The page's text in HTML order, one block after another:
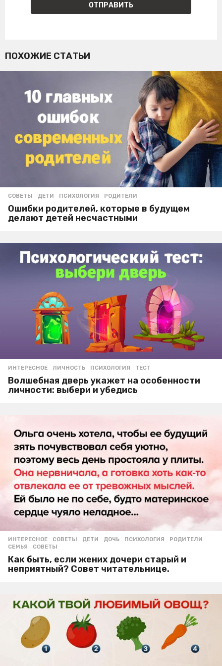
ПОХОЖИЕ СТАТЬИ
СОВЕТЫ ДЕТИ ,ПСИХОЛОГИЯ ,РОДИТЕЛИ
Ошибки родителей, которые в будущем
делают детей несчастными
ИНТЕРЕСНОЕ ЛИЧНОСТЬ ,ПСИХОЛОГИЯ ,ТЕСТ
Волшебная дверь укажет на особенности
личности: выбери и убедись
ИНТЕРЕСНОЕ ,СОВЕТЫ ДЕТИ ,ДОЧЬ ,ПСИХОЛОГИЯ ,РОДИТЕЛИ
СЕМЬЯ
,СОВЕТЫ
Как быть, если жених дочери старый и
неприятный? Совет читательнице.